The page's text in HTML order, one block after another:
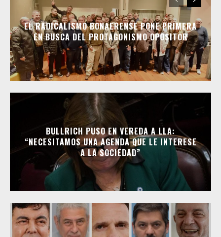
EL RADICALISMO BONAERENSE PONE PRIMERA
EN BUSCA DEL PROTAGONISMO OPOSITOR
BULLRICH PUSO EN VEREDA A LLA:
“NECESITAMOS UNA AGENDA QUE LE INTERESE
A LA SOCIEDAD”